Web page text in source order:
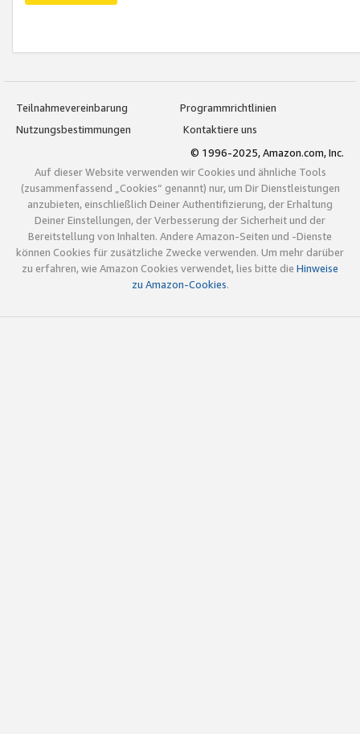
Teilnahmevereinbarung
Programmrichtlinien
Nutzungsbestimmungen
Kontaktiere uns
© 1996-2025, Amazon.com, Inc.
Auf dieser Website verwenden wir Cookies und ähnliche Tools
(zusammenfassend „Cookies“ genannt) nur, um Dir Dienstleistungen
anzubieten, einschließlich Deiner Authentifizierung, der Erhaltung
Deiner Einstellungen, der Verbesserung der Sicherheit und der
Bereitstellung von Inhalten. Andere Amazon-Seiten und -Dienste
können Cookies für zusätzliche Zwecke verwenden. Um mehr darüber
zu erfahren, wie Amazon Cookies verwendet, lies bitte die Hinweise
zu Amazon-Cookies.